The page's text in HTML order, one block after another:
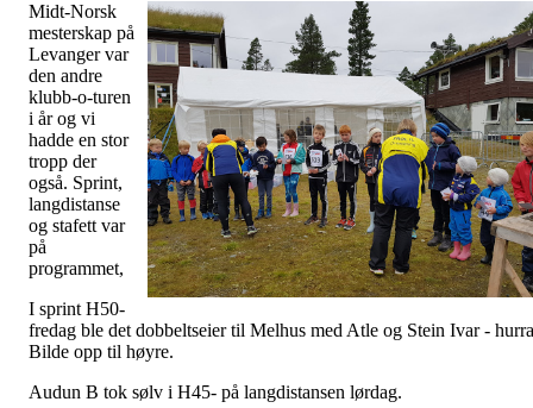
Midt-Norsk
mesterskap på
Levanger var
den andre
klubb-o-turen
i år og vi
hadde en stor
tropp der
også. Sprint,
langdistanse
og stafett var
på
programmet,
I sprint H50-
fredag ble det dobbeltseier til Melhus med Atle og Stein Ivar -
Bilde opp til høyre.
Audun B tok sølv i H45- på langdistansen lørdag.